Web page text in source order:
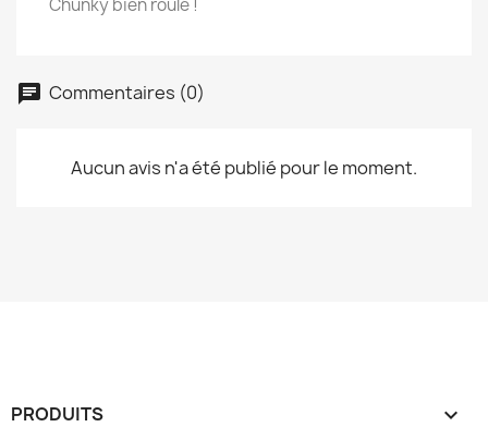
Chunky bien roulé !
Commentaires (0)
Aucun avis n'a été publié pour le moment.
PRODUITS 